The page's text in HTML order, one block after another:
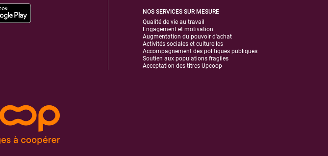
NOS SERVICES SUR MESURE
Qualité de vie au travail
Engagement et motivation
Augmentation du pouvoir d'achat
Activités sociales et culturelles
Accompagnement des politiques publiques
Soutien aux populations fragiles
Acceptation des titres Upcoop